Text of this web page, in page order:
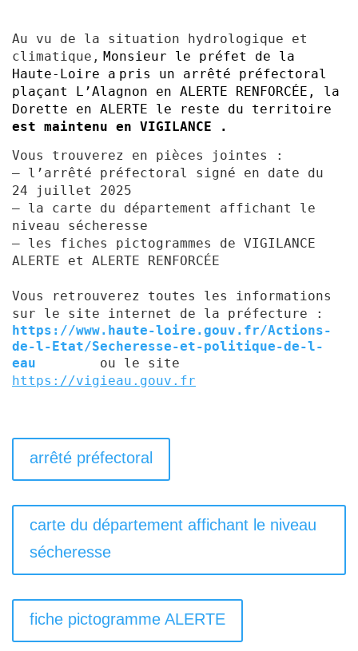
Au vu de la situation hydrologique et
climatique, Monsieur le préfet de la
Haute-Loire a pris un arrêté préfectoral
plaçant L’Alagnon en ALERTE RENFORCÉE, la
Dorette en ALERTE le reste du territoire
est maintenu en VIGILANCE .
Vous trouverez en pièces jointes :
– l’arrêté préfectoral signé en date du
24 juillet 2025
– la carte du département affichant le
niveau sécheresse
– les fiches pictogrammes de VIGILANCE
ALERTE et ALERTE RENFORCÉE
Vous retrouverez toutes les informations
sur le site internet de la préfecture :
https://www.haute-loire.gouv.fr/Actions-
de-l-Etat/Secheresse-et-politique-de-l-
eau
ou le site
https://vigieau.gouv.fr
arrêté préfectoral
carte du département affichant le niveau
sécheresse
fiche pictogramme ALERTE